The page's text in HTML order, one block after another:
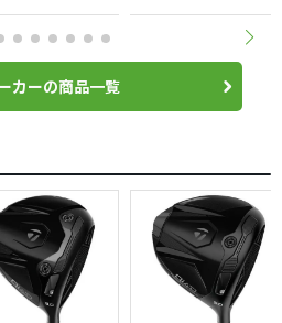
カーの商品一覧